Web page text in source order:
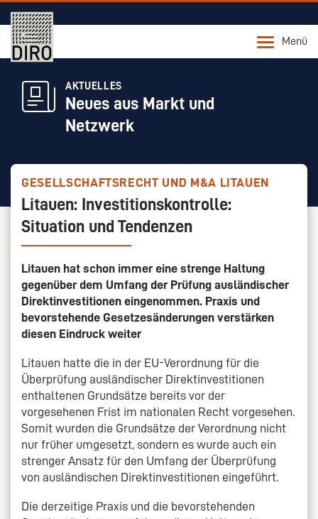
Menü
AKTUELLES
Neues aus Markt und
Netzwerk
GESELLSCHAFTSRECHT UND M&A LITAUEN
Litauen: Investitionskontrolle:
Situation und Tendenzen
Litauen hat schon immer eine strenge Haltung
gegenüber dem Umfang der Prüfung ausländischer
Direktinvestitionen eingenommen. Praxis und
bevorstehende Gesetzesänderungen verstärken
diesen Eindruck weiter
Litauen hatte die in der EU-Verordnung für die
Überprüfung ausländischer Direktinvestitionen
enthaltenen Grundsätze bereits vor der
vorgesehenen Frist im nationalen Recht vorgesehen.
Somit wurden die Grundsätze der Verordnung nicht
nur früher umgesetzt, sondern es wurde auch ein
strenger Ansatz für den Umfang der Überprüfung
von ausländischen Direktinvestitionen eingeführt.
Die derzeitige Praxis und die bevorstehenden